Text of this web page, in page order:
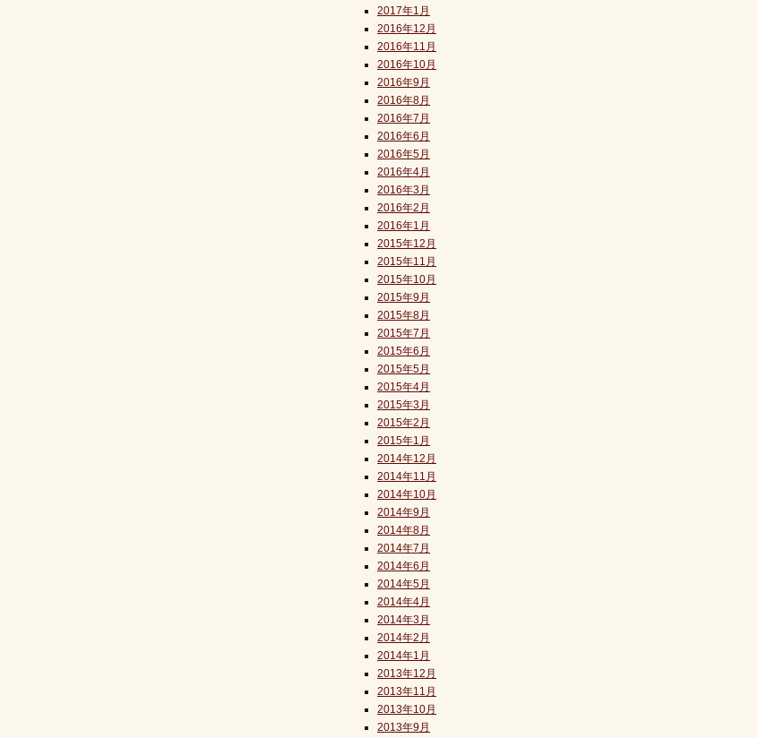
2017年1月
2016年12月
2016年11月
2016年10月
2016年9月
2016年8月
2016年7月
2016年6月
2016年5月
2016年4月
2016年3月
2016年2月
2016年1月
2015年12月
2015年11月
2015年10月
2015年9月
2015年8月
2015年7月
2015年6月
2015年5月
2015年4月
2015年3月
2015年2月
2015年1月
2014年12月
2014年11月
2014年10月
2014年9月
2014年8月
2014年7月
2014年6月
2014年5月
2014年4月
2014年3月
2014年2月
2014年1月
2013年12月
2013年11月
2013年10月
2013年9月